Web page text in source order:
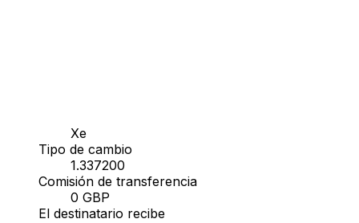
Xe
Tipo de cambio
1.337200
Comisión de transferencia
0 GBP
El destinatario recibe